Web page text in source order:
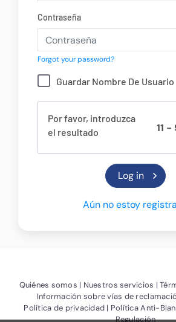
Contraseña
Forgot your password?
Guardar Nombre De Usuario
Por favor, introduzca
el resultado
11 -
Aún no estoy
Quiénes somos(Abrir nueva ventana)
Nuestros servicios
Información sobre vías de
Política de privacidad(Abrir nueva
Política Anti-
Regulación